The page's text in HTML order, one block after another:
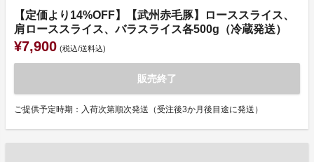
【定価より14%OFF】【武州赤毛豚】ローススライス、
肩ローススライス、バラスライス各500g（冷蔵発送）
¥7,900 (税込/送料込)
販売終了
ご提供予定時期：入荷次第順次発送（受注後3か月後目途に発送）